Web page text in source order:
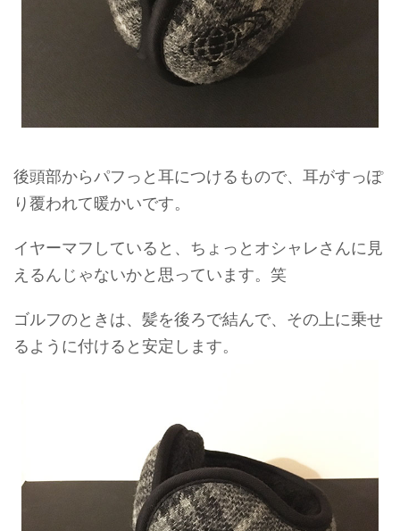
後頭部からパフっと耳につけるもので、耳がすっぽ
り覆われて暖かいです。
イヤーマフしていると、ちょっとオシャレさんに見
えるんじゃないかと思っています。笑
ゴルフのときは、髪を後ろで結んで、その上に乗せ
るように付けると安定します。